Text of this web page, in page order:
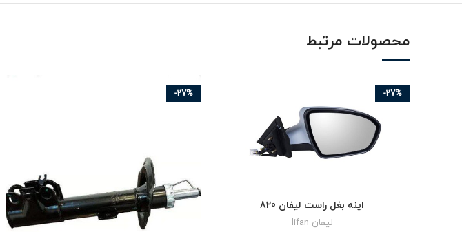
محصولات مرتبط
-27%
اینه بغل راست لیفان 820
لیفان lifan
-27%